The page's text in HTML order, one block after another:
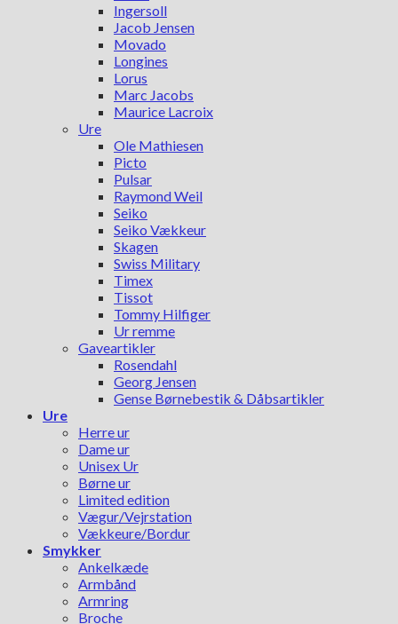
Ingersoll
Jacob Jensen
Movado
Longines
Lorus
Marc Jacobs
Maurice Lacroix
Ure
Ole Mathiesen
Picto
Pulsar
Raymond Weil
Seiko
Seiko Vækkeur
Skagen
Swiss Military
Timex
Tissot
Tommy Hilfiger
Ur remme
Gaveartikler
Rosendahl
Georg Jensen
Gense Børnebestik & Dåbsartikler
Ure
Herre ur
Dame ur
Unisex Ur
Børne ur
Limited edition
Vægur/Vejrstation
Vækkeure/Bordur
Smykker
Ankelkæde
Armbånd
Armring
Broche